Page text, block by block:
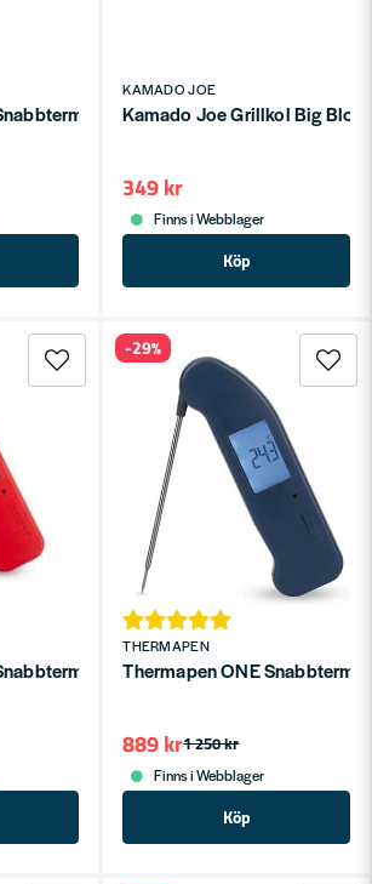
Svart
KAMADO JOE
Kamado Joe Grillkol Big
349 kr
Finns i Webblager
Köp
Röd
THERMAPEN
Thermapen ONE
1 250 kr
889 kr
Finns i Webblager
Köp
-29%